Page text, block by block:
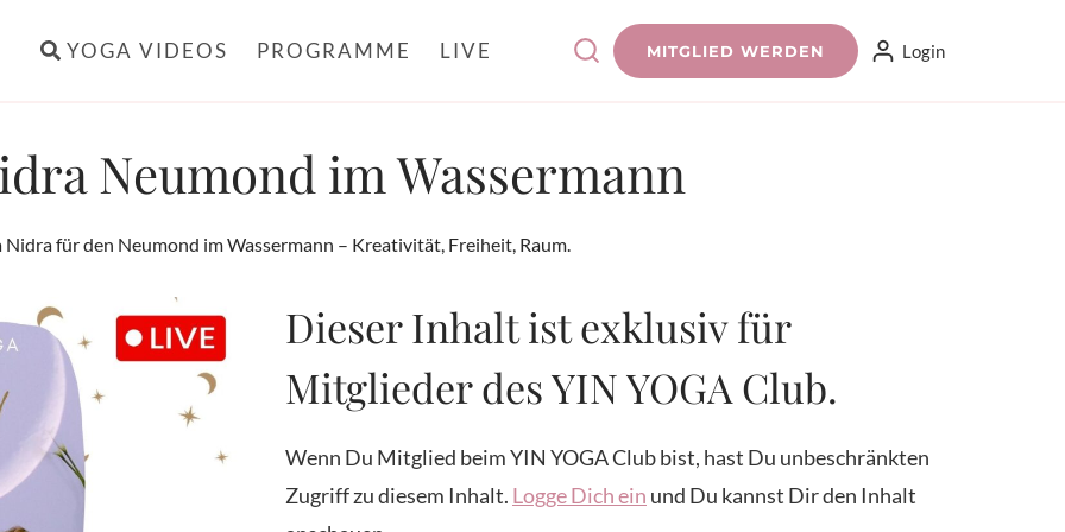
YOGA VIDEOS PROGRAMME LIVE MITGLIED WERDEN Login
Neumond im Wassermann
Nidra für den Neumond im Wassermann – Kreativität, Freiheit, Raum.
Dieser Inhalt ist exklusiv für
Mitglieder des YIN YOGA Club.
Wenn Du Mitglied beim YIN YOGA Club bist, hast Du unbeschränkten
Zugriff zu diesem Inhalt. Logge Dich ein und Du kannst Dir den Inhalt